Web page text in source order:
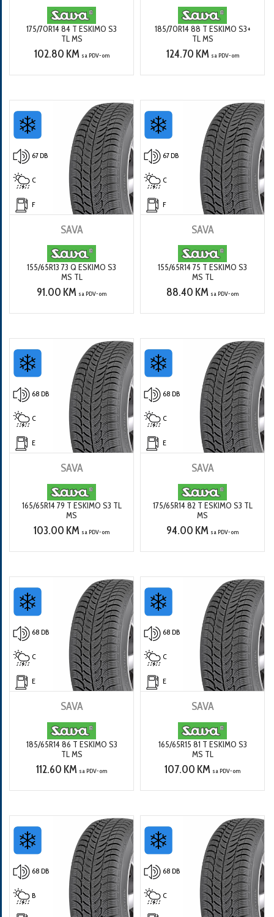
175/70R14 84 T ESKIMO S3
TL MS
102.80 KM sa PDV-om
185/70R14 88 T ESKIMO S3+
TL MS
124.70 KM sa PDV-om
67 DB
C
F
SAVA
155/65R13 73 Q ESKIMO S3
MS TL
91.00 KM sa PDV-om
67 DB
C
F
SAVA
155/65R14 75 T ESKIMO S3
MS TL
88.40 KM sa PDV-om
68 DB
C
E
SAVA
165/65R14 79 T ESKIMO S3 TL
MS
103.00 KM sa PDV-om
68 DB
C
E
SAVA
175/65R14 82 T ESKIMO S3 TL
MS
94.00 KM sa PDV-om
68 DB
C
E
SAVA
185/65R14 86 T ESKIMO S3
TL MS
112.60 KM sa PDV-om
68 DB
C
E
SAVA
165/65R15 81 T ESKIMO S3
MS TL
107.00 KM sa PDV-om
68 DB
B
68 DB
C